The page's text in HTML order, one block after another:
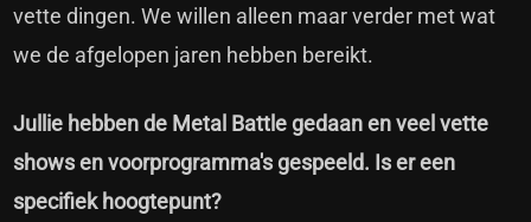
vette dingen. We willen alleen maar verder met wat
we de afgelopen jaren hebben bereikt.
Jullie hebben de Metal Battle gedaan en veel vette
shows en voorprogramma's gespeeld. Is er een
specifiek hoogtepunt?